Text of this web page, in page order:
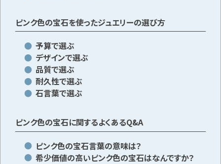
ピンク色の宝石を使ったジュエリーの選び方
予算で選ぶ
デザインで選ぶ
品質で選ぶ
耐久性で選ぶ
石言葉で選ぶ
ピンク色の宝石に関するよくあるQ&A
ピンク色の宝石言葉の意味は？
希少価値の高いピンク色の宝石はなんですか？